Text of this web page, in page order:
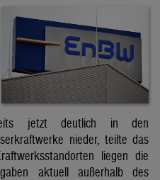
jetzt deutlich in den
nieder, teilte das
liegen die
aktuell außerhalb des